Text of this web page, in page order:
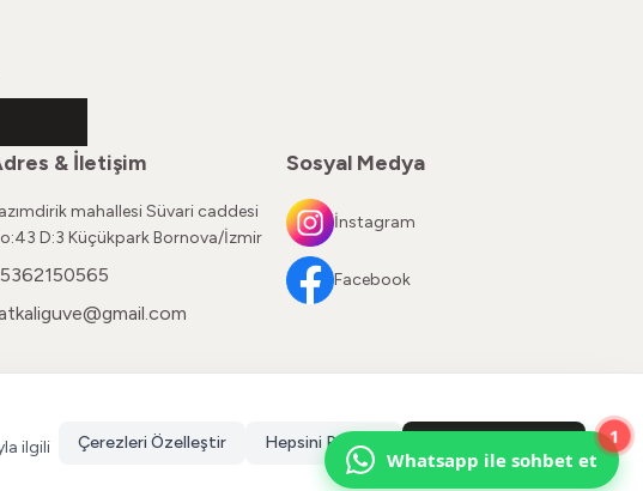
Whatsapp ile sohbet et
1
& İletişim
mahallesi Süvari caddesi
D:3 Küçükpark Bornova/İzmir
Sosyal Medya
İnstagram
Facebook
ilgili
Çerezleri Özelleştir Hepsini Reddet